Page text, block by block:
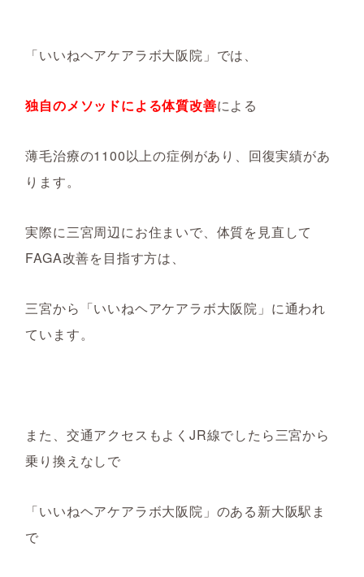
「いいねヘアケアラボ大阪院」では、
独自のメソッドによる体質改善による
薄毛治療の1100以上の症例があり、回復実績があ
ります。
実際に三宮周辺にお住まいで、体質を見直して
FAGA改善を目指す方は、
三宮から「いいねヘアケアラボ大阪院」に通われ
ています。
また、交通アクセスもよくJR線でしたら三宮から
乗り換えなしで
「いいねヘアケアラボ大阪院」のある新大阪駅ま
で